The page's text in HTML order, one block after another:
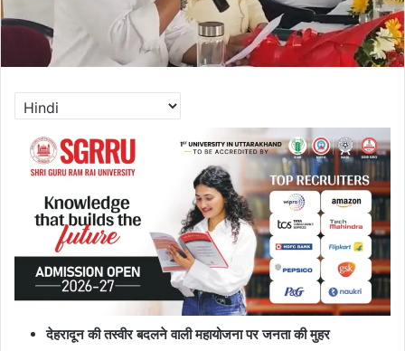
देहरादून की तस्वीर बदलने वाली महायोजना पर जनता की मुहर